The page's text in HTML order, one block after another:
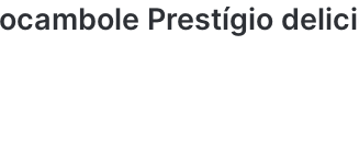
Prestígio